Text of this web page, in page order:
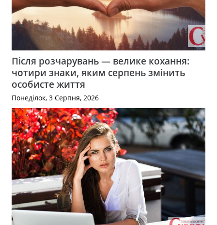
Після розчарувань — велике кохання:
чотири знаки, яким серпень змінить
особисте життя
Понеділок, 3 Серпня, 2026